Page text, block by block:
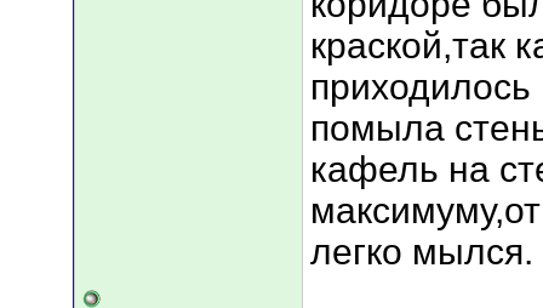
краской,так
помыла
кафель на
легко мылся.